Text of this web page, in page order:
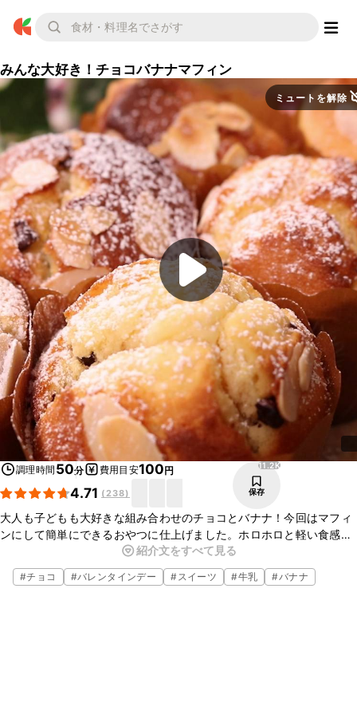
みんな大好き！チョコバナナマフィン
ミュートを解除
調理時間 50分 費用目安100円
4.71 (238)
11.2K
保存
大人も子どもも大好きな組み合わせのチョコとバナナ！今回はマフィ
ンにして簡単にできるおやつに仕上げました。ホロホロと軽い食感の
マフィンに、チョコとバナナの濃厚な甘みの相性は抜群です。ご家庭
にある材料で作れるので、是非お試しくださいね。
紹介文をすべて見る
#チョコ #バレンタインデー #スイーツ #牛乳 #バナナ